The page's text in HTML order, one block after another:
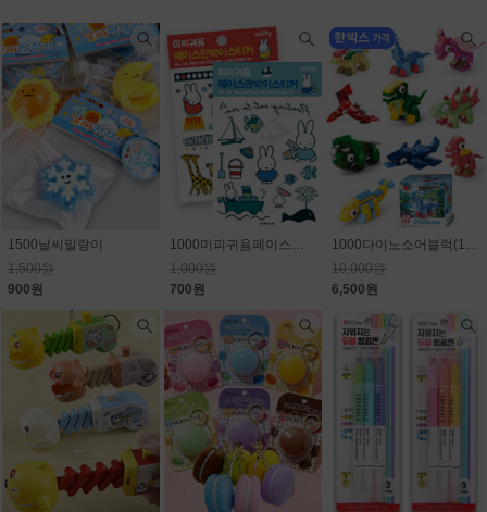
1500날씨말랑이
1,500원
900원
1000미피귀욤페이스판박이스티커
1,000원
700원
1000다이노소어블럭(10종) 1개650원
10,000원
6,500원